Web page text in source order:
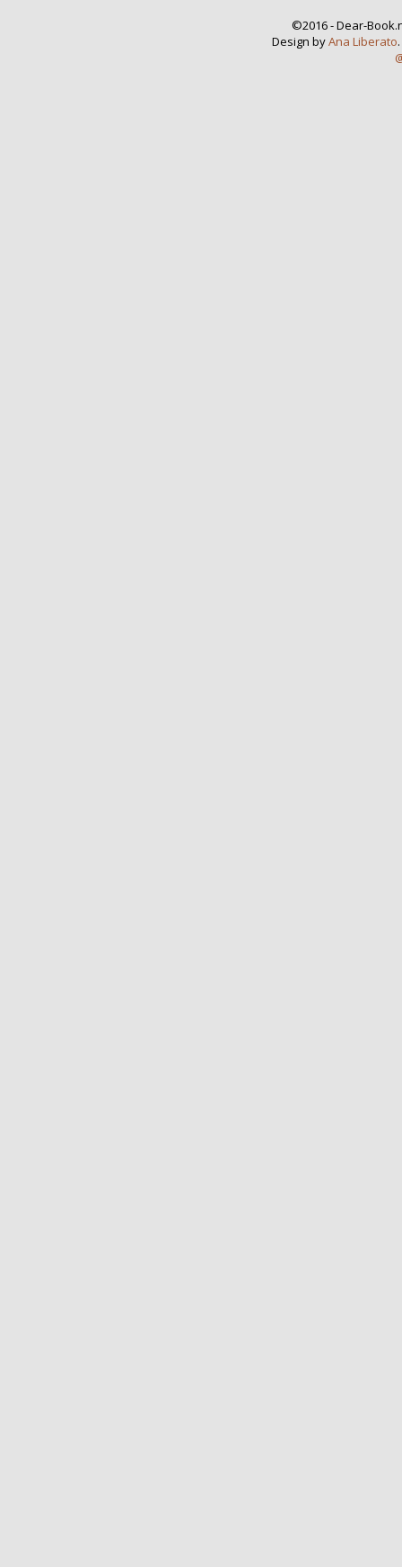
©2016 - Dear-
Design byAna Liberato